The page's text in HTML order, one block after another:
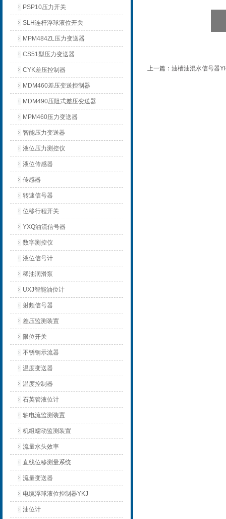
PSP10压力开关
SLH连杆浮球液位开关
MPM484ZL压力变送器
CS51型压力变送器
CYK差压控制器
MDM460差压变送控制器
MDM490压阻式差压变送器
MPM460压力变送器
智能压力变送器
液位压力测控仪
液位传感器
传感器
转速信号器
位移行程开关
YXQ油流信号器
数字测控仪
液位信号计
稀油润滑泵
UXJ智能油位计
射频信号器
差压监测装置
限位开关
不锈钢示流器
温度变送器
温度控制器
石英管液位计
轴电流监测装置
机组蠕动监测装置
流量水头效率
直线位移测量系统
流量变送器
电缆浮球液位控制器YKJ
油位计
上一篇： 油槽油混水信号器